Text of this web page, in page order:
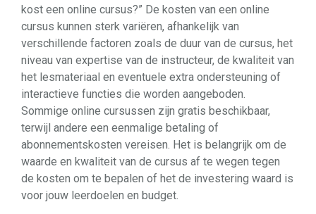
kost een online cursus?” De kosten van een online
cursus kunnen sterk variëren, afhankelijk van
verschillende factoren zoals de duur van de cursus, het
niveau van expertise van de instructeur, de kwaliteit van
het lesmateriaal en eventuele extra ondersteuning of
interactieve functies die worden aangeboden.
Sommige online cursussen zijn gratis beschikbaar,
terwijl andere een eenmalige betaling of
abonnementskosten vereisen. Het is belangrijk om de
waarde en kwaliteit van de cursus af te wegen tegen
de kosten om te bepalen of het de investering waard is
voor jouw leerdoelen en budget.